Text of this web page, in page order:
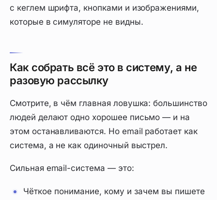
с кеглем шрифта, кнопками и изображениями,
которые в симуляторе не видны.
Как собрать всё это в систему, а не
разовую рассылку
Смотрите, в чём главная ловушка: большинство
людей делают одно хорошее письмо — и на
этом останавливаются. Но email работает как
система, а не как одиночный выстрел.
Сильная email-система — это:
Чёткое понимание, кому и зачем вы пишете